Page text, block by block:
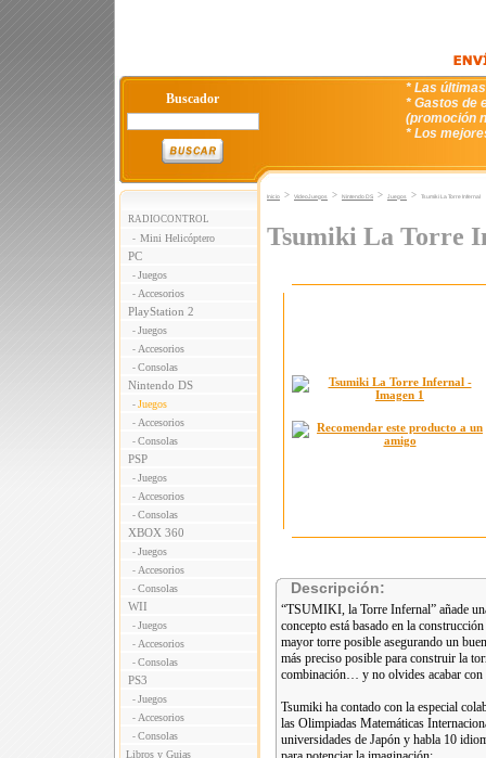
Buscador
* Las
* Gastos de
(promoción
* Los
RADIOCONTROL
- Mini Helicóptero
PC
- Juegos
- Accesorios
PlayStation 2
- Juegos
- Accesorios
- Consolas
Nintendo DS
- Juegos
- Accesorios
- Consolas
PSP
- Juegos
- Accesorios
- Consolas
XBOX 360
- Juegos
- Accesorios
- Consolas
WII
- Juegos
- Accesorios
- Consolas
PS3
- Juegos
- Accesorios
- Consolas
Libros y Guias
Inicio > VideoJuegos > Nintendo DS > Juegos > Tsumiki La Torre Infernal
Tsumiki La Torre
Descripción:
“TSUMIKI, la Torre Infernal” añade
concepto está basado en la
mayor torre posible asegurando un
más preciso posible para construir la
combinación… y no olvides acabar con
Tsumiki ha contado con la especial
las Olimpiadas Matemáticas
universidades de Japón y habla 10